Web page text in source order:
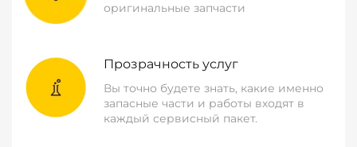
оригинальные запчасти
Прозрачность услуг
Вы точно будете знать, какие именно
запасные части и работы входят в
каждый сервисный пакет.